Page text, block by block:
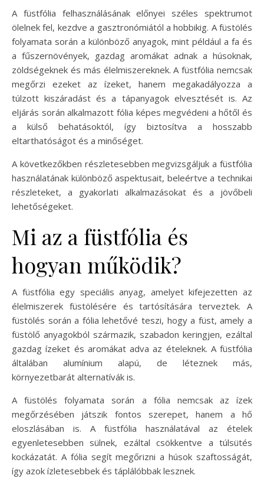
A füstfólia felhasználásának előnyei széles spektrumot
ölelnek fel, kezdve a gasztronómiától a hobbikig. A füstölés
folyamata során a különböző anyagok, mint például a fa és
a fűszernövények, gazdag aromákat adnak a húsoknak,
zöldségeknek és más élelmiszereknek. A füstfólia nemcsak
megőrzi ezeket az ízeket, hanem megakadályozza a
túlzott kiszáradást és a tápanyagok elvesztését is. Az
eljárás során alkalmazott fólia képes megvédeni a hőtől és
a külső behatásoktól, így biztosítva a hosszabb
eltarthatóságot és a minőséget.
A következőkben részletesebben megvizsgáljuk a füstfólia
használatának különböző aspektusait, beleértve a technikai
részleteket, a gyakorlati alkalmazásokat és a jövőbeli
lehetőségeket.
Mi az a füstfólia és
hogyan működik?
A füstfólia egy speciális anyag, amelyet kifejezetten az
élelmiszerek füstölésére és tartósítására terveztek. A
füstölés során a fólia lehetővé teszi, hogy a füst, amely a
füstölő anyagokból származik, szabadon keringjen, ezáltal
gazdag ízeket és aromákat adva az ételeknek. A füstfólia
általában alumínium alapú, de léteznek más,
környezetbarát alternatívák is.
A füstölés folyamata során a fólia nemcsak az ízek
megőrzésében játszik fontos szerepet, hanem a hő
eloszlásában is. A füstfólia használatával az ételek
egyenletesebben sülnek, ezáltal csökkentve a túlsütés
kockázatát. A fólia segít megőrizni a húsok szaftosságát,
így azok ízletesebbek és táplálóbbak lesznek.